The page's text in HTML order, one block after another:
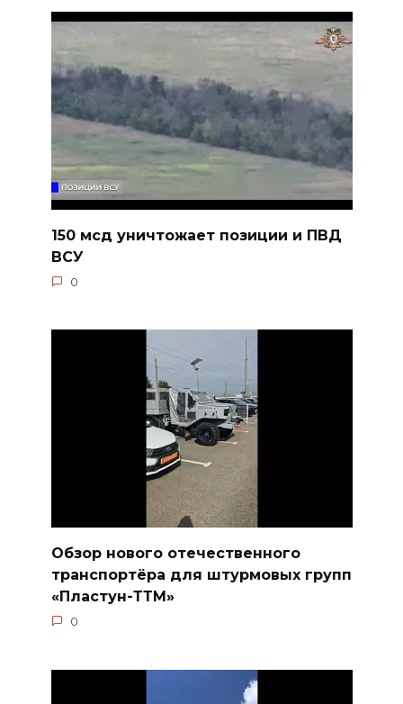
150 мсд уничтожает позиции и ПВД
ВСУ
0
Обзор нового отечественного
транспортёра для штурмовых групп
«Пластун-ТТМ»
0